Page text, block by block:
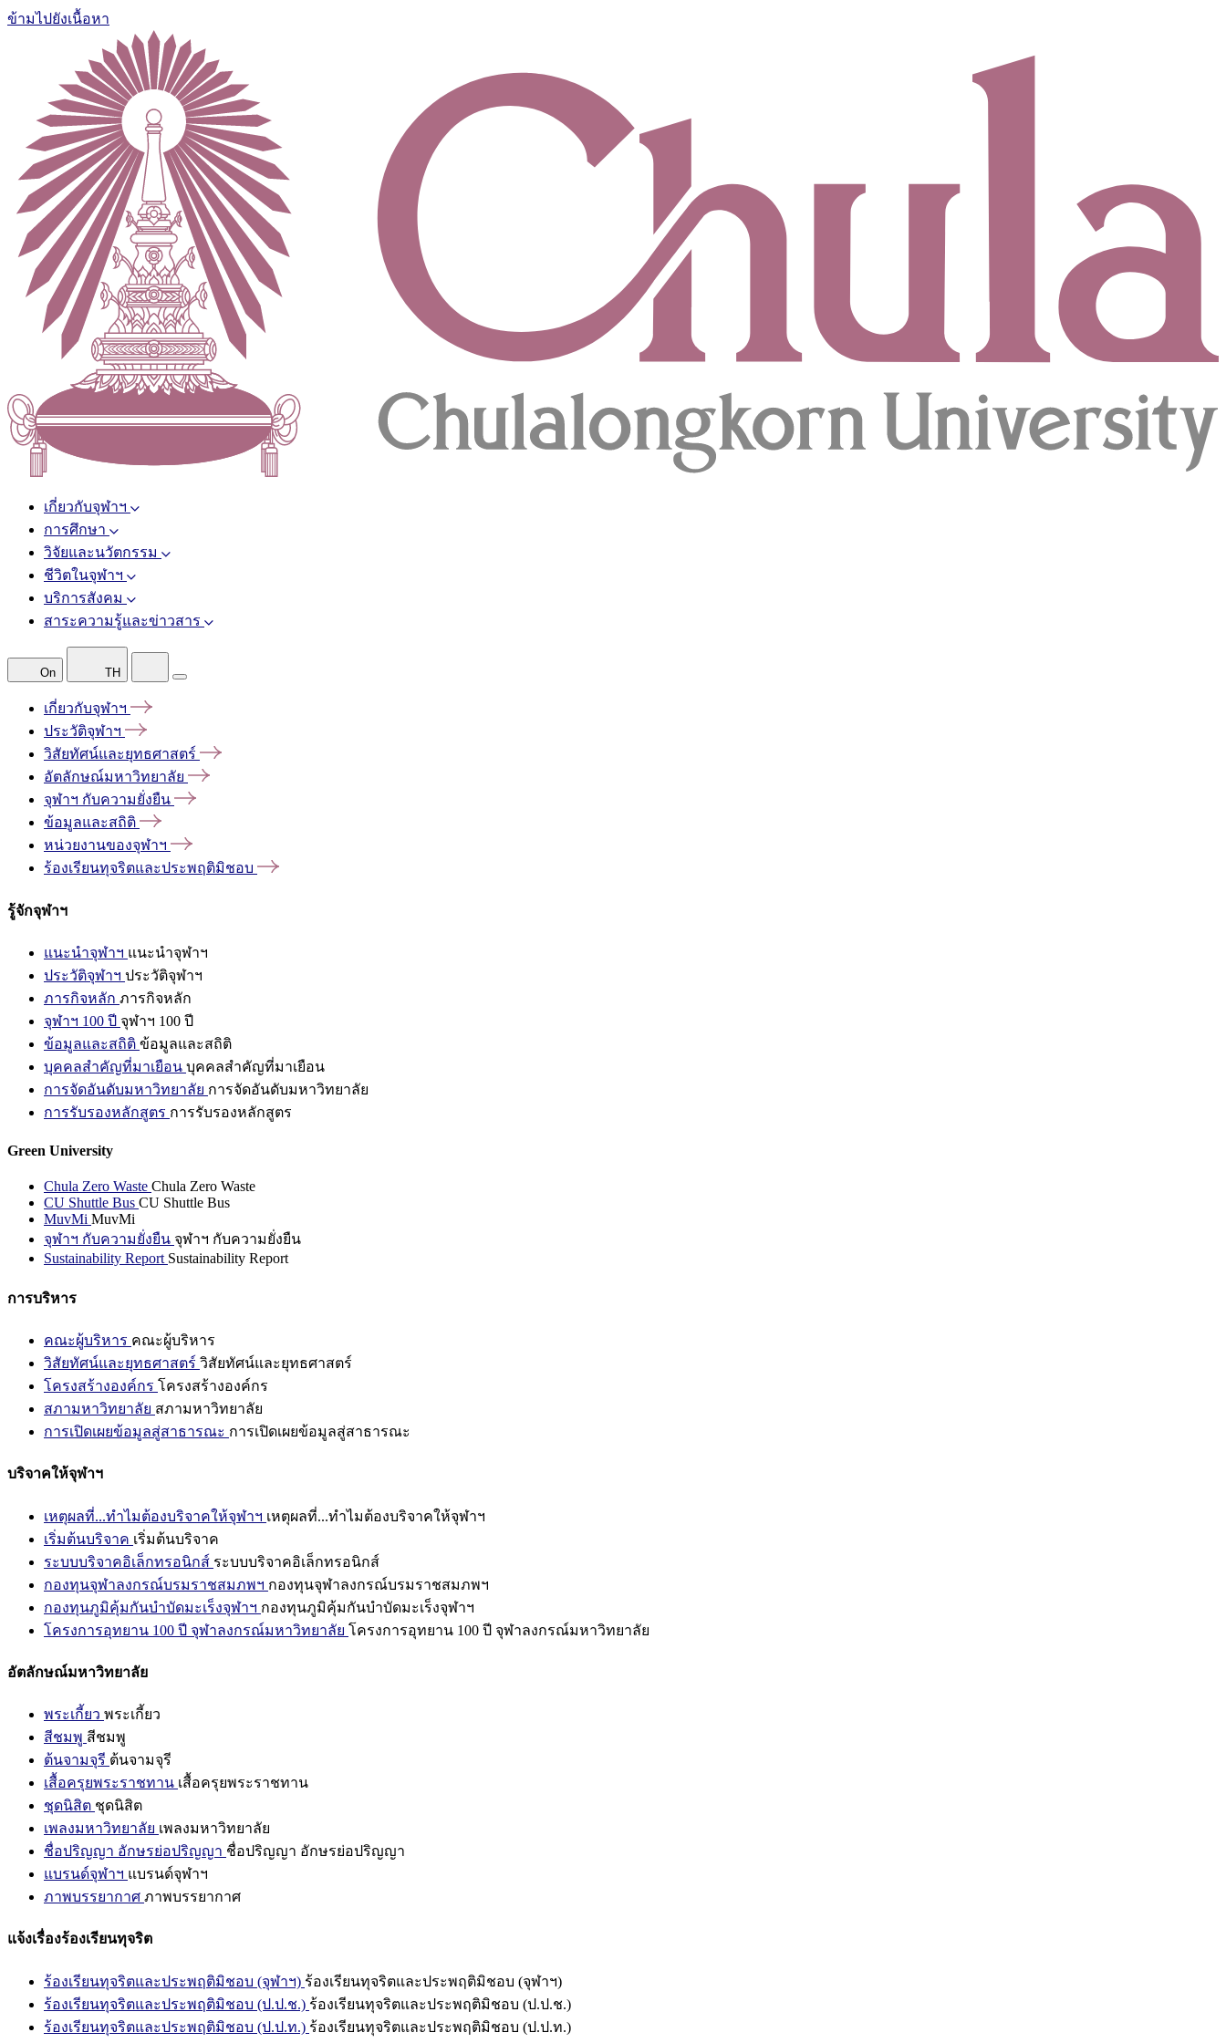
ข้ามไปยังเนื้อหา
เกี่ยวกับจุฬาฯ
การศึกษา
วิจัยและนวัตกรรม
ชีวิตในจุฬาฯ
บริการสังคม
สาระความรู้และข่าวสาร
On TH
เกี่ยวกับจุฬาฯ
ประวัติจุฬาฯ
วิสัยทัศน์และยุทธศาสตร์
อัตลักษณ์มหาวิทยาลัย
จุฬาฯ กับความยั่งยืน
ข้อมูลและสถิติ
หน่วยงานของจุฬาฯ
ร้องเรียนทุจริตและประพฤติมิชอบ
รู้จักจุฬาฯ
แนะนำจุฬาฯ แนะนำจุฬาฯ
ประวัติจุฬาฯ ประวัติจุฬาฯ
ภารกิจหลัก ภารกิจหลัก
จุฬาฯ 100 ปี จุฬาฯ 100 ปี
ข้อมูลและสถิติ ข้อมูลและสถิติ
บุคคลสำคัญที่มาเยือน บุคคลสำคัญที่มาเยือน
การจัดอันดับมหาวิทยาลัย การจัดอันดับมหาวิทยาลัย
การรับรองหลักสูตร การรับรองหลักสูตร
Green University
Chula Zero Waste Chula Zero Waste
CU Shuttle Bus CU Shuttle Bus
MuvMi MuvMi
จุฬาฯ กับความยั่งยืน จุฬาฯ กับความยั่งยืน
Sustainability Report Sustainability Report
การบริหาร
คณะผู้บริหาร คณะผู้บริหาร
วิสัยทัศน์และยุทธศาสตร์ วิสัยทัศน์และยุทธศาสตร์
โครงสร้างองค์กร โครงสร้างองค์กร
สภามหาวิทยาลัย สภามหาวิทยาลัย
การเปิดเผยข้อมูลสู่สาธารณะ การเปิดเผยข้อมูลสู่สาธารณะ
บริจาคให้จุฬาฯ
เหตุผลที่...ทำไมต้องบริจาคให้จุฬาฯ เหตุผลที่...ทำไมต้องบริจาคให้จุฬาฯ
เริ่มต้นบริจาค เริ่มต้นบริจาค
ระบบบริจาคอิเล็กทรอนิกส์ ระบบบริจาคอิเล็กทรอนิกส์
กองทุนจุฬาลงกรณ์บรมราชสมภพฯ กองทุนจุฬาลงกรณ์บรมราชสมภพฯ
กองทุนภูมิคุ้มกันบำบัดมะเร็งจุฬาฯ กองทุนภูมิคุ้มกันบำบัดมะเร็งจุฬาฯ
โครงการอุทยาน 100 ปี จุฬาลงกรณ์มหาวิทยาลัย โครงการอุทยาน 100 ปี จุฬาลงกรณ์มหาวิทยาลัย
อัตลักษณ์มหาวิทยาลัย
พระเกี้ยว พระเกี้ยว
สีชมพู สีชมพู
ต้นจามจุรี ต้นจามจุรี
เสื้อครุยพระราชทาน เสื้อครุยพระราชทาน
ชุดนิสิต ชุดนิสิต
เพลงมหาวิทยาลัย เพลงมหาวิทยาลัย
ชื่อปริญญา อักษรย่อปริญญา ชื่อปริญญา อักษรย่อปริญญา
แบรนด์จุฬาฯ แบรนด์จุฬาฯ
ภาพบรรยากาศ ภาพบรรยากาศ
แจ้งเรื่องร้องเรียนทุจริต
ร้องเรียนทุจริตและประพฤติมิชอบ (จุฬาฯ) ร้องเรียนทุจริตและประพฤติมิชอบ (จุฬาฯ)
ร้องเรียนทุจริตและประพฤติมิชอบ (ป.ป.ช.) ร้องเรียนทุจริตและประพฤติมิชอบ (ป.ป.ช.)
ร้องเรียนทุจริตและประพฤติมิชอบ (ป.ป.ท.) ร้องเรียนทุจริตและประพฤติมิชอบ (ป.ป.ท.)